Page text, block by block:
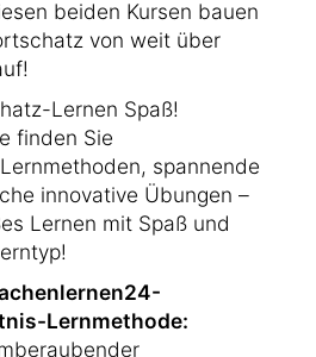
beiden Kursen bauen
von weit über
Lernen Spaß!
finden Sie
spannende
innovative Übungen –
Lernen mit Spaß und
Lernmethode: